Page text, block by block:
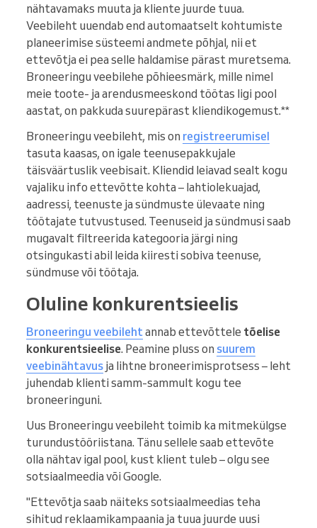
nähtavamaks muuta ja kliente juurde tuua.
Veebileht uuendab end automaatselt kohtumiste
planeerimise süsteemi andmete põhjal, nii et
ettevõtja ei pea selle haldamise pärast muretsema.
Broneeringu veebilehe põhieesmärk, mille nimel
meie toote- ja arendusmeeskond töötas ligi pool
aastat, on pakkuda suurepärast kliendikogemust.**
Broneeringu veebileht, mis on registreerumisel
tasuta kaasas, on igale teenusepakkujale
täisväärtuslik veebisait. Kliendid leiavad sealt kogu
vajaliku info ettevõtte kohta – lahtiolekuajad,
aadressi, teenuste ja sündmuste ülevaate ning
töötajate tutvustused. Teenuseid ja sündmusi saab
mugavalt filtreerida kategooria järgi ning
otsingukasti abil leida kiiresti sobiva teenuse,
sündmuse või töötaja.
Oluline konkurentsieelis
Broneeringu veebilehtannab ettevõttele tõelise
konkurentsieelise. Peamine pluss on suurem
veebinähtavus ja lihtne broneerimisprotsess – leht
juhendab klienti samm-sammult kogu tee
broneeringuni.
Uus Broneeringu veebileht toimib ka mitmekülgse
turundustööriistana. Tänu sellele saab ettevõte
olla nähtav igal pool, kust klient tuleb – olgu see
sotsiaalmeedia või Google.
"Ettevõtja saab näiteks sotsiaalmeedias teha
sihitud reklaamikampaania ja tuua juurde uusi